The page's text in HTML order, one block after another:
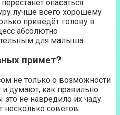
опасаться.
лучше всего хорошему
приведёт голову в
абсолютно
для малыша.
примет?
не только о возможности
думают, как правильно
не навредило их чаду.
несколько советов: